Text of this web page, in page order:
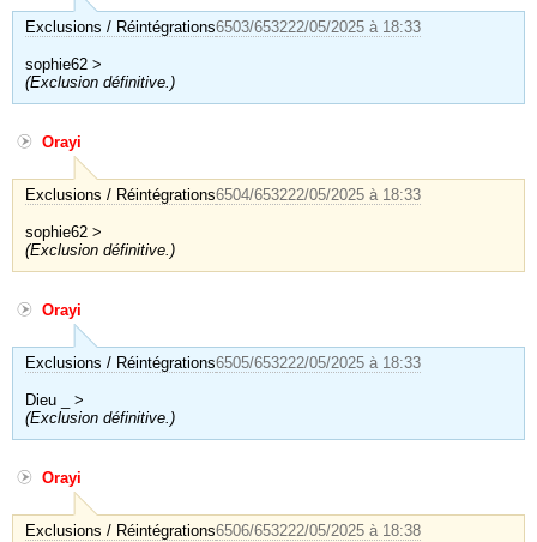
Exclusions / Réintégrations6503/653222/05/2025 à 18:33
sophie62 >
(Exclusion définitive.)
Orayi
Exclusions / Réintégrations6504/653222/05/2025 à 18:33
sophie62 >
(Exclusion définitive.)
Orayi
Exclusions / Réintégrations6505/653222/05/2025 à 18:33
Dieu _ >
(Exclusion définitive.)
Orayi
Exclusions / Réintégrations6506/653222/05/2025 à 18:38